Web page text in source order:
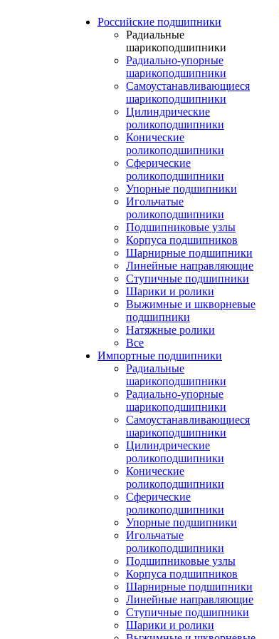
Российские подшипники
Радиальные
шарикоподшипники
Радиально-упорные
шарикоподшипники
Самоустанавливающиеся
шарикоподшипники
Цилиндрические
роликоподшипники
Конические
роликоподшипники
Сферические
роликоподшипники
Упорные подшипники
Игольчатые
роликоподшипники
Подшипниковые узлы
Корпуса подшипников
Шарнирные подшипники
Линейные направляющие
Ступичные подшипники
Шарики и ролики
Выжимные и шкворневые
подшипники
Натяжные ролики
Все
Импортные подшипники
Радиальные
шарикоподшипники
Радиально-упорные
шарикоподшипники
Самоустанавливающиеся
шарикоподшипники
Цилиндрические
роликоподшипники
Конические
роликоподшипники
Сферические
роликоподшипники
Упорные подшипники
Игольчатые
роликоподшипники
Подшипниковые узлы
Корпуса подшипников
Шарнирные подшипники
Линейные направляющие
Ступичные подшипники
Шарики и ролики